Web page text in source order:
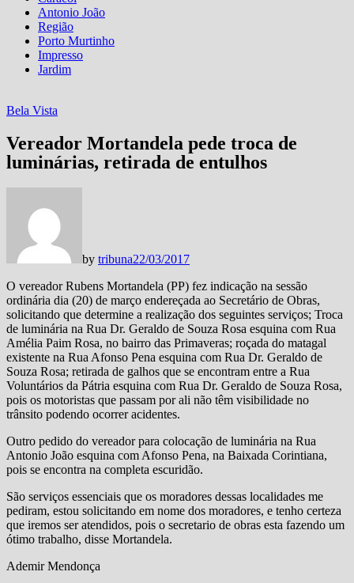
Antonio João
Região
Porto Murtinho
Impresso
Jardim
Bela Vista
Vereador Mortandela pede troca de
luminárias, retirada de entulhos
by tribuna22/03/2017
O vereador Rubens Mortandela (PP) fez indicação na sessão
ordinária dia (20) de março endereçada ao Secretário de Obras,
solicitando que determine a realização dos seguintes serviços; Troca
de luminária na Rua Dr. Geraldo de Souza Rosa esquina com Rua
Amélia Paim Rosa, no bairro das Primaveras; roçada do matagal
existente na Rua Afonso Pena esquina com Rua Dr. Geraldo de
Souza Rosa; retirada de galhos que se encontram entre a Rua
Voluntários da Pátria esquina com Rua Dr. Geraldo de Souza Rosa,
pois os motoristas que passam por ali não têm visibilidade no
trânsito podendo ocorrer acidentes.
Outro pedido do vereador para colocação de luminária na Rua
Antonio João esquina com Afonso Pena, na Baixada Corintiana,
pois se encontra na completa escuridão.
São serviços essenciais que os moradores dessas localidades me
pediram, estou solicitando em nome dos moradores, e tenho certeza
que iremos ser atendidos, pois o secretario de obras esta fazendo um
ótimo trabalho, disse Mortandela.
Ademir Mendonça